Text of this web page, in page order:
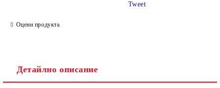
Оцени продукта
Tweet
Детайлно описание